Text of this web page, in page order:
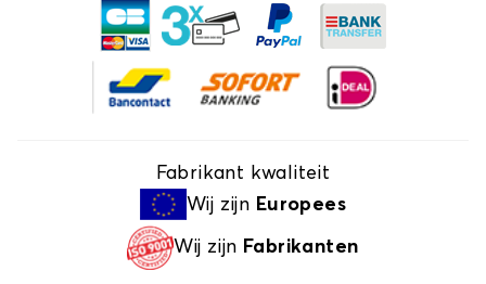
Fabrikant kwaliteit
Wij zijn Europees
Wij zijn Fabrikanten